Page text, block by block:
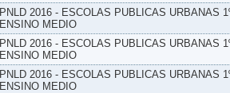
PNLD 2016 - ESCOLAS PUBLICAS URBANAS
ENSINO MEDIO
PNLD 2016 - ESCOLAS PUBLICAS URBANAS
ENSINO MEDIO
PNLD 2016 - ESCOLAS PUBLICAS URBANAS
ENSINO MEDIO